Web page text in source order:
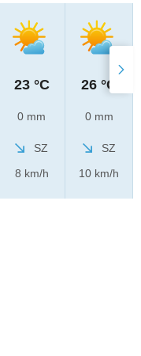
23 °C
0 mm
SZ
8 km/h
26 °C
0 mm
SZ
10 km/h